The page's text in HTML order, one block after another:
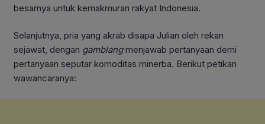
besarnya untuk kemakmuran rakyat Indonesia.
Selanjutnya, pria yang akrab disapa Julian oleh rekan
sejawat, dengan gamblangmenjawab pertanyaan demi
pertanyaan seputar komoditas minerba. Berikut petikan
wawancaranya: